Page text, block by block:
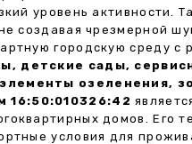
уровень активности.
создавая чрезмерной
городскую среду
детские сады,
озеленения,
16:50:010326:42
домов. Его
условия для